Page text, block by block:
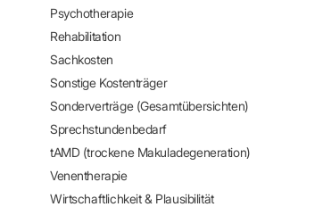
Psychotherapie
Rehabilitation
Sachkosten
Sonstige Kostenträger
Sonderverträge (Gesamtübersichten)
Sprechstundenbedarf
tAMD (trockene Makuladegeneration)
Venentherapie
Wirtschaftlichkeit & Plausibilität